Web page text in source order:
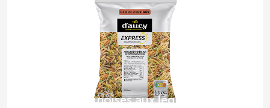
Nouilles chinoises aux légumes,